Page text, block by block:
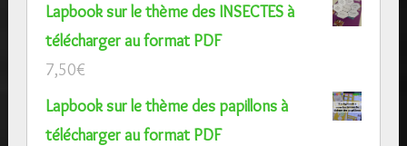
Lapbook sur le thème des INSECTES à
télécharger au format PDF
7,50€
Lapbook sur le thème des papillons à
télécharger au format PDF